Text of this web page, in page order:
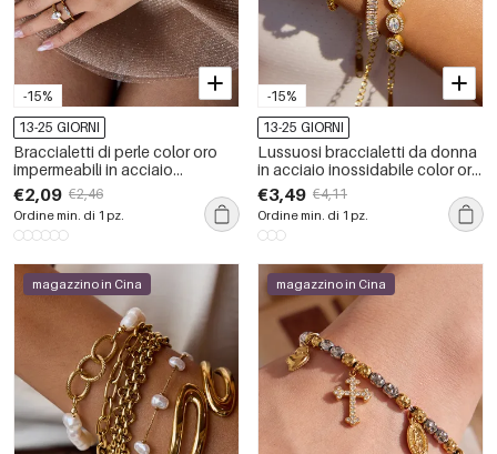
-15%
13-25 GIORNI
Braccialetti di perle color oro
impermeabili in acciaio
inossidabile
€2,09 €2,46
Ordine min. di 1 pz.
-15%
13-25 GIORNI
Lussuosi braccialetti da donna
in acciaio inossidabile color oro
con perline semplici e
impermeabili e zirconi
€3,49 €4,11
Ordine min. di 1 pz.
magazzino in Cina magazzino in Cina